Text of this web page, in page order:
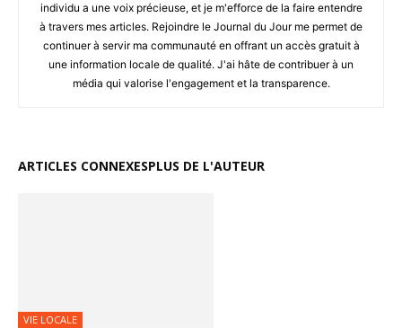
individu a une voix précieuse, et je m'efforce de la faire entendre
à travers mes articles. Rejoindre le Journal du Jour me permet de
continuer à servir ma communauté en offrant un accès gratuit à
une information locale de qualité. J'ai hâte de contribuer à un
média qui valorise l'engagement et la transparence.
ARTICLES CONNEXESPLUS DE L'AUTEUR
VIE LOCALE